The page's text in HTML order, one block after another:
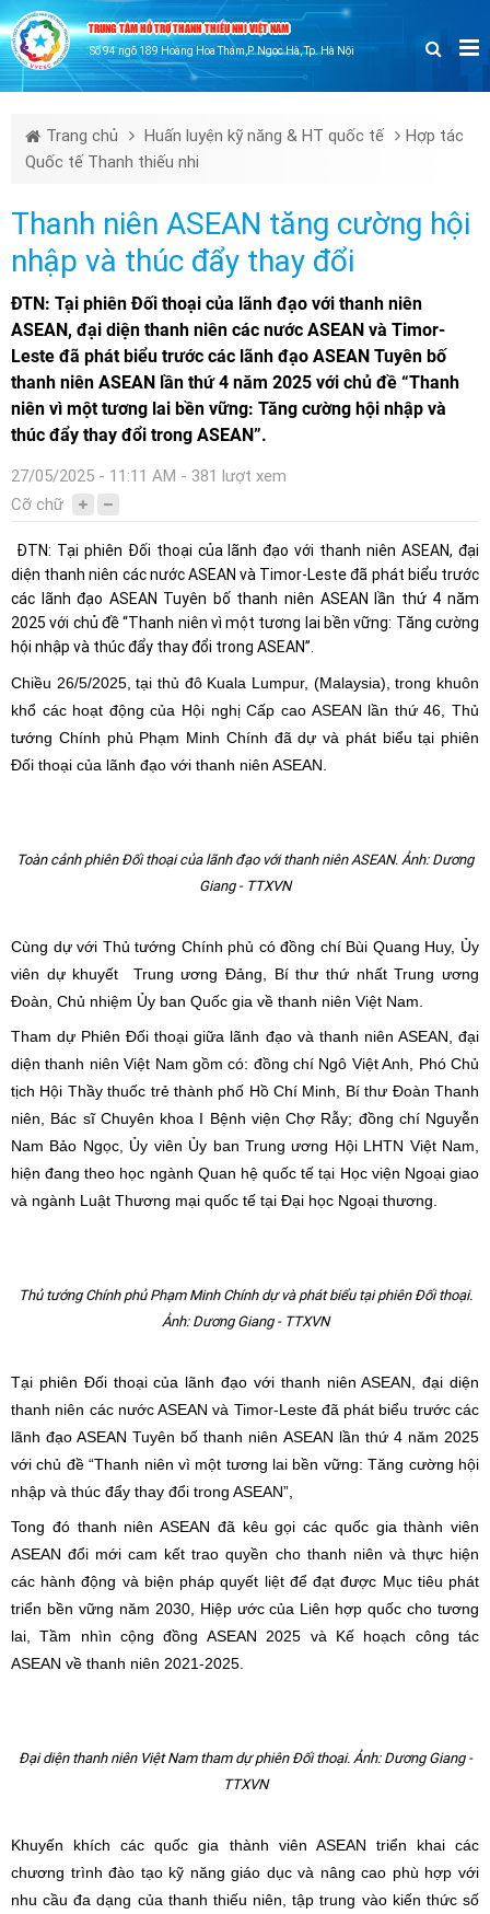
TRUNG TÂM HỖ TRỢ THANH THIẾU NHI VIỆT NAM
Số 94 ngõ 189 Hoàng Hoa Thám,P. Ngọc Hà, Tp. Hà Nội
Trang chủ Huấn luyện kỹ năng & HT quốc tế
Hợp tác
Quốc tế Thanh thiếu nhi
Thanh niên ASEAN tăng cường hội
nhập và thúc đẩy thay đổi
ĐTN: Tại phiên Đối thoại của lãnh đạo với thanh niên
ASEAN, đại diện thanh niên các nước ASEAN và Timor-
Leste đã phát biểu trước các lãnh đạo ASEAN Tuyên bố
thanh niên ASEAN lần thứ 4 năm 2025 với chủ đề “Thanh
niên vì một tương lai bền vững: Tăng cường hội nhập và
thúc đẩy thay đổi trong ASEAN”.
27/05/2025 - 11:11 AM - 381 lượt xem
Cỡ chữ
ĐTN: Tại phiên Đối thoại của lãnh đạo với thanh niên ASEAN, đại
diện thanh niên các nước ASEAN và Timor-Leste đã phát biểu trước
các lãnh đạo ASEAN Tuyên bố thanh niên ASEAN lần thứ 4 năm
2025 với chủ đề “Thanh niên vì một tương lai bền vững: Tăng cường
hội nhập và thúc đẩy thay đổi trong ASEAN”.
Chiều 26/5/2025, tại thủ đô Kuala Lumpur, (Malaysia), trong khuôn
khổ các hoạt động của Hội nghị Cấp cao ASEAN lần thứ 46, Thủ
tướng Chính phủ Phạm Minh Chính đã dự và phát biểu tại phiên
Đối thoại của lãnh đạo với thanh niên ASEAN.
Toàn cảnh phiên Đối thoại của lãnh đạo với thanh niên ASEAN. Ảnh: Dương
Giang - TTXVN
Cùng dự với Thủ tướng Chính phủ có đồng chí Bùi Quang Huy, Ủy
viên dự khuyết Trung ương Đảng, Bí thư thứ nhất Trung ương
Đoàn, Chủ nhiệm Ủy ban Quốc gia về thanh niên Việt Nam.
Tham dự Phiên Đối thoại giữa lãnh đạo và thanh niên ASEAN, đại
diện thanh niên Việt Nam gồm có: đồng chí Ngô Việt Anh, Phó Chủ
tịch Hội Thầy thuốc trẻ thành phố Hồ Chí Minh, Bí thư Đoàn Thanh
niên, Bác sĩ Chuyên khoa I Bệnh viện Chợ Rẫy; đồng chí Nguyễn
Nam Bảo Ngọc, Ủy viên Ủy ban Trung ương Hội LHTN Việt Nam,
hiện đang theo học ngành Quan hệ quốc tế tại Học viện Ngoại giao
và ngành Luật Thương mại quốc tế tại Đại học Ngoại thương.
Thủ tướng Chính phủ Phạm Minh Chính dự và phát biểu tại phiên Đối thoại.
Ảnh: Dương Giang - TTXVN
Tại phiên Đối thoại của lãnh đạo với thanh niên ASEAN, đại diện
thanh niên các nước ASEAN và Timor-Leste đã phát biểu trước các
lãnh đạo ASEAN Tuyên bố thanh niên ASEAN lần thứ 4 năm 2025
với chủ đề “Thanh niên vì một tương lai bền vững: Tăng cường hội
nhập và thúc đẩy thay đổi trong ASEAN”,
Tong đó thanh niên ASEAN đã kêu gọi các quốc gia thành viên
ASEAN đổi mới cam kết trao quyền cho thanh niên và thực hiện
các hành động và biện pháp quyết liệt để đạt được Mục tiêu phát
triển bền vững năm 2030, Hiệp ước của Liên hợp quốc cho tương
lai, Tầm nhìn cộng đồng ASEAN 2025 và Kế hoạch công tác
ASEAN về thanh niên 2021-2025.
Đại diện thanh niên Việt Nam tham dự phiên Đối thoại. Ảnh: Dương Giang -
TTXVN
Khuyến khích các quốc gia thành viên ASEAN triển khai các
chương trình đào tạo kỹ năng giáo dục và nâng cao phù hợp với
nhu cầu đa dạng của thanh thiếu niên, tập trung vào kiến thức số